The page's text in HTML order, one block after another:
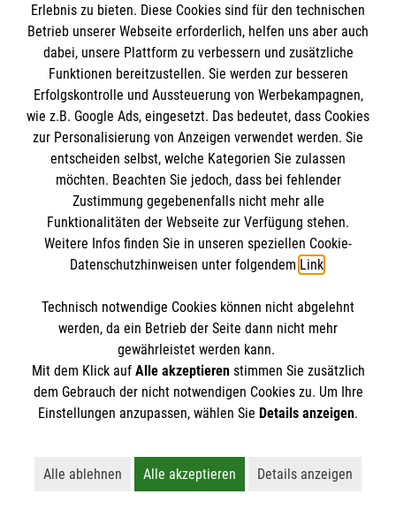
Darauf müssen Sie achten, wenn ein älterer
Mensch in Not gerät.
Erlebnis zu bieten. Diese Cookies sind für den technischen
Betrieb unserer Webseite erforderlich, helfen uns aber auch
dabei, unsere Plattform zu verbessern und zusätzliche
Funktionen bereitzustellen. Sie werden zur besseren
Erfolgskontrolle und Aussteuerung von Werbekampagnen,
wie z.B. Google Ads, eingesetzt. Das bedeutet, dass Cookies
zur Personalisierung von Anzeigen verwendet werden. Sie
entscheiden selbst, welche Kategorien Sie zulassen
möchten. Beachten Sie jedoch, dass bei fehlender
Zustimmung gegebenenfalls nicht mehr alle
Funktionalitäten der Webseite zur Verfügung stehen.
Weitere Infos finden Sie in unseren speziellen Cookie-
Datenschutzhinweisen unter folgendem Link.
Technisch notwendige Cookies können nicht abgelehnt
werden, da ein Betrieb der Seite dann nicht mehr
gewährleistet werden kann.
Mit dem Klick auf Alle akzeptierenstimmen Sie zusätzlich
dem Gebrauch der nicht notwendigen Cookies zu. Um Ihre
Einstellungen anzupassen, wählen Sie Details anzeigen.
Alle ablehnen
Lehnt alle nicht-essentiellen Cookies ab
Alle akzeptieren
Akzeptiert alle Cookies
Details anzeigen